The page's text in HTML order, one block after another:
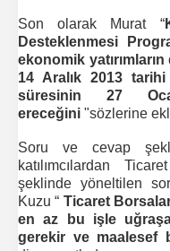
Son olarak Murat “
Desteklenmesi
ekonomik
14 Aralık 2013 tarihi
süresinin 27
ereceğini "sözlerine
Soru ve cevap
katılımcılardan
şeklinde yöneltilen
Kuzu “ Ticaret
en az bu işle
gerekir ve maalesef